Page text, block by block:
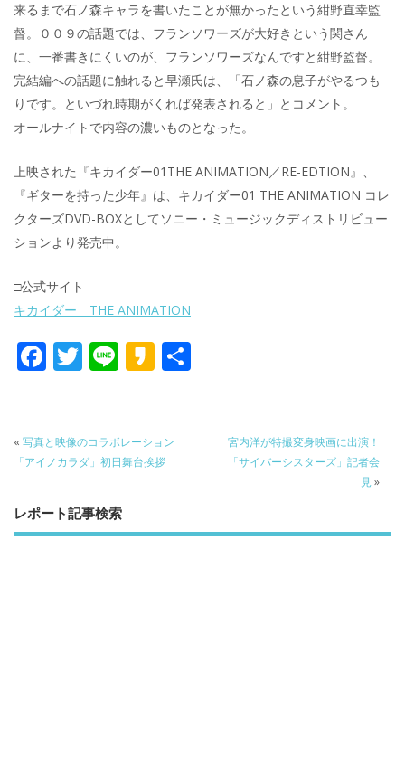
来るまで石ノ森キャラを書いたことが無かったという紺野直幸監
督。００９の話題では、フランソワーズが大好きという関さん
に、一番書きにくいのが、フランソワーズなんですと紺野監督。
完結編への話題に触れると早瀬氏は、「石ノ森の息子がやるつも
りです。といづれ時期がくれば発表されると」とコメント。
オールナイトで内容の濃いものとなった。
上映された『キカイダー01THE ANIMATION／RE-EDTION』、
『ギターを持った少年』は、キカイダー01 THE ANIMATION コレ
クターズDVD-BOXとしてソニー・ミュージックディストリビュー
ションより発売中。
□公式サイト
キカイダー THE ANIMATION
F
b
o
o
k
T
er
Li K
a
o
« 写真と映像のコラボレーション
「アイノカラダ」初日舞台挨拶
宮内洋が特撮変身映画に出演！
「サイバーシスターズ」記者会
見»
レポート記事検索